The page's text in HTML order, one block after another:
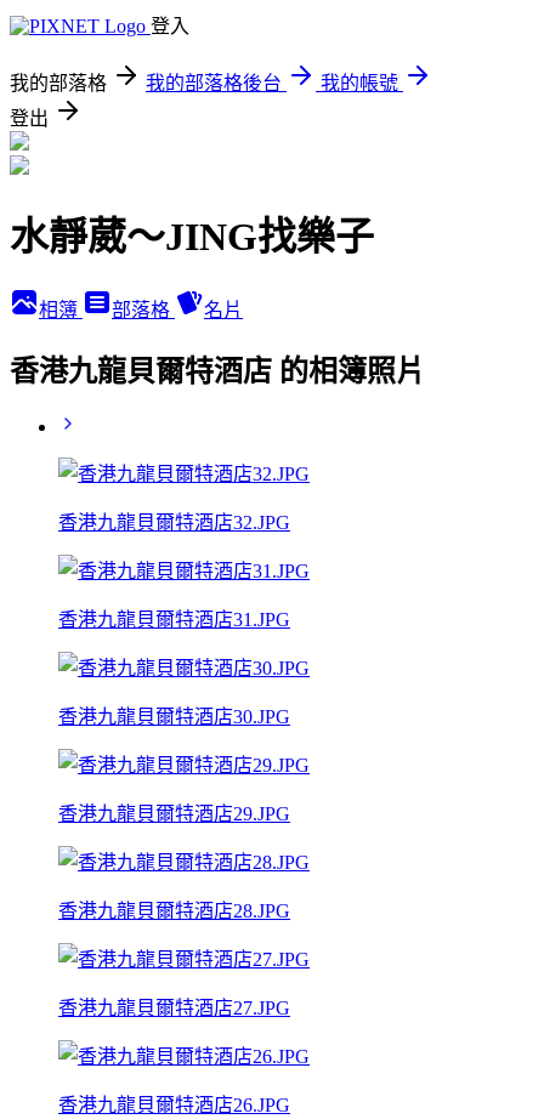
登入
我的部落格 我的部落格後台
我的帳號
登出
水靜葳～JING找樂子
相簿 部落格 名片
香港九龍貝爾特酒店 的相簿照片
香港九龍貝爾特酒店32.JPG
香港九龍貝爾特酒店31.JPG
香港九龍貝爾特酒店30.JPG
香港九龍貝爾特酒店29.JPG
香港九龍貝爾特酒店28.JPG
香港九龍貝爾特酒店27.JPG
香港九龍貝爾特酒店26.JPG